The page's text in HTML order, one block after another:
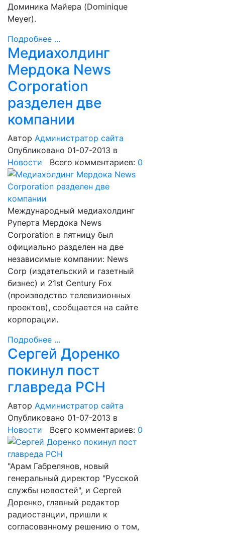
Доминика Майера (Dominique
Meyer).
Подробнее ...
Медиахолдинг
Мердока News
Corporation
разделен две
компании
Автор Администратор сайта
Опубликовано 01-07-2013 в
Новости Всего комментариев: 0
Международный медиахолдинг
Руперта Мердока News
Corporation в пятницу был
официально разделен на две
независимые компании: News
Corp (издательский и газетный
бизнес) и 21st Century Fox
(производство телевизионных
проектов), сообщается на сайте
корпорации.
Подробнее ...
Сергей Доренко
покинул пост
главреда РСН
Автор Администратор сайта
Опубликовано 01-07-2013 в
Новости Всего комментариев: 0
"Арам Габрелянов, новый
генеральный директор "Русской
службы новостей", и Сергей
Доренко, главный редактор
радиостанции, пришли к
согласованному решению о том,